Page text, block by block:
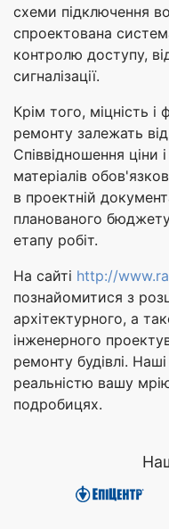
схеми підключення
спроектована
контролю доступу,
сигналізації.
Крім того, міцність і
ремонту залежать від
Співвідношення ціни
матеріалів
в проектній
планованого
етапу робіт.
На сайті http://
познайомитися з
архітектурного, а
інженерного
ремонту будівлі.
реальністю вашу
подробицях.